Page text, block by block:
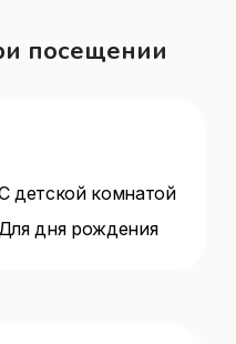
посещении
детской комнатой
дня рождения